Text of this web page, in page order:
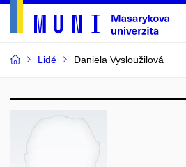
Lidé Daniela Vysloužilová